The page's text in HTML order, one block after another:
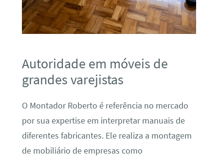
Autoridade em móveis de
grandes varejistas
O Montador Roberto é referência no mercado
por sua expertise em interpretar manuais de
diferentes fabricantes. Ele realiza a montagem
de mobiliário de empresas como